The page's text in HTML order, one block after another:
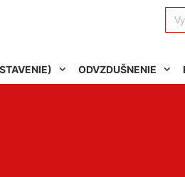
for:
ODVZDUŠNENIE